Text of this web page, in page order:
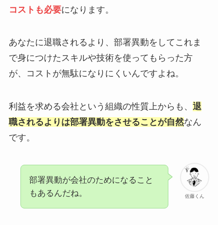
コストも必要になります。
あなたに退職されるより、部署異動をしてこれま
で身につけたスキルや技術を使ってもらった方
が、コストが無駄になりにくいんですよね。
利益を求める会社という組織の性質上からも、 退
職されるよりは部署異動をさせることが自然なん
です。
佐藤くん
部署異動が会社のためになること
もあるんだね。